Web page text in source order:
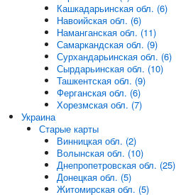
Кашкадарьинская обл. (6)
Навоийская обл. (6)
Наманганская обл. (11)
Самаркандская обл. (9)
Сурхандарьинская обл. (6)
Сырдарьинская обл. (10)
Ташкентская обл. (9)
Ферганская обл. (6)
Хорезмская обл. (7)
Украина
Старые карты
Винницкая обл. (2)
Волынская обл. (10)
Днепропетровская обл. (25)
Донецкая обл. (5)
Житомирская обл. (5)